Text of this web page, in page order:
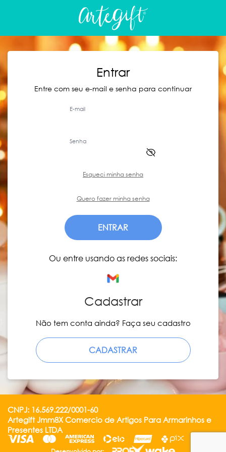
Entrar
Entre com seu e-mail e senha para continuar
E-mail
Senha
Esqueci minha senha
Quero fazer minha senha
ENTRAR
Ou entre usando as redes sociais:
Cadastrar
Não tem conta ainda? Faça seu cadastro
CADASTRAR
CNPJ: 16.569.222/0001-60
Artegift Jmm8X Comercio de Artigos Para Armarinhos e
Presentes LTDA